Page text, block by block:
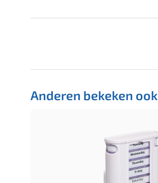
Anderen bekeken ook